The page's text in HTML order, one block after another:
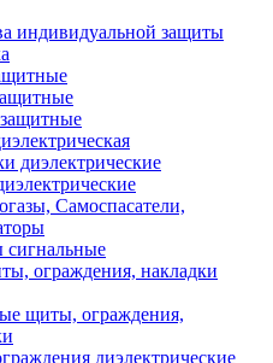
индивидуальной защиты
диэлектрические
Самоспасатели,
ограждения, накладки
щиты, ограждения,
диэлектрические